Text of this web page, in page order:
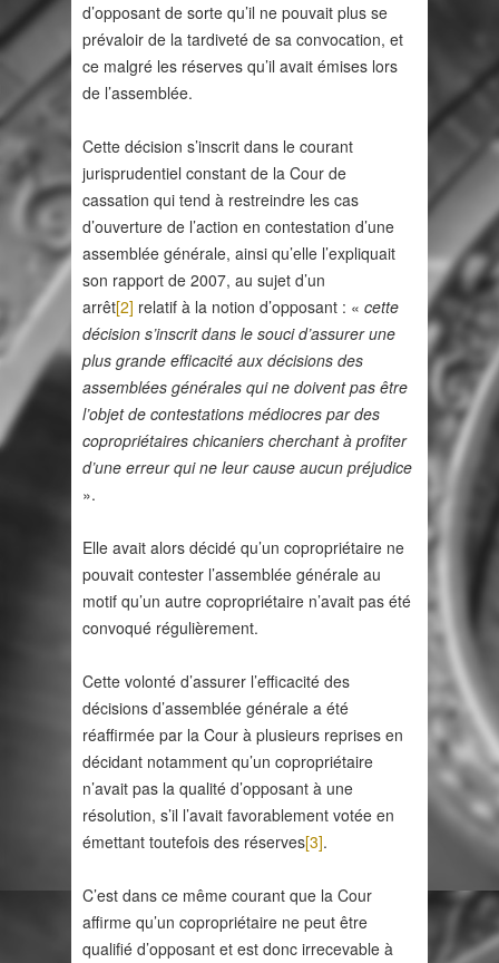
d’opposant de sorte qu’il ne pouvait plus se
prévaloir de la tardiveté de sa convocation, et
ce malgré les réserves qu’il avait émises lors
de l’assemblée.
Cette décision s’inscrit dans le courant
jurisprudentiel constant de la Cour de
cassation qui tend à restreindre les cas
d’ouverture de l’action en contestation d’une
assemblée générale, ainsi qu’elle l’expliquait
son rapport de 2007, au sujet d’un
arrêt[2] relatif à la notion d’opposant : « cette
décision s’inscrit dans le souci d’assurer une
plus grande efficacité aux décisions des
assemblées générales qui ne doivent pas être
l’objet de contestations médiocres par des
copropriétaires chicaniers cherchant à profiter
d’une erreur qui ne leur cause aucun préjudice
».
Elle avait alors décidé qu’un copropriétaire ne
pouvait contester l’assemblée générale au
motif qu’un autre copropriétaire n’avait pas été
convoqué régulièrement.
Cette volonté d’assurer l’efficacité des
décisions d’assemblée générale a été
réaffirmée par la Cour à plusieurs reprises en
décidant notamment qu’un copropriétaire
n’avait pas la qualité d’opposant à une
résolution, s’il l’avait favorablement votée en
émettant toutefois des réserves[3].
C’est dans ce même courant que la Cour
affirme qu’un copropriétaire ne peut être
qualifié d’opposant et est donc irrecevable à